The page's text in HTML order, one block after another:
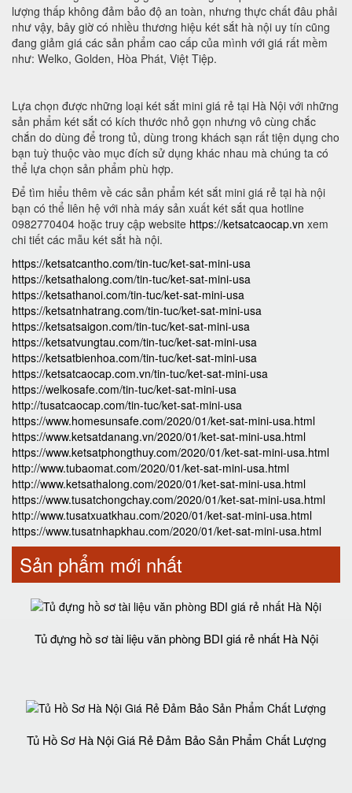
lượng thấp không đảm bảo độ an toàn, nhưng thực chất đâu phải
như vậy, bây giờ có nhiều thương hiệu két sắt hà nội uy tín cũng
đang giảm giá các sản phẩm cao cấp của mình với giá rất mềm
như: Welko, Golden, Hòa Phát, Việt Tiệp.
Lựa chọn được những loại két sắt mini giá rẻ tại Hà Nội với những
sản phẩm két sắt có kích thước nhỏ gọn nhưng vô cùng chắc
chắn do dùng để trong tủ, dùng trong khách sạn rất tiện dụng cho
bạn tuỳ thuộc vào mục đích sử dụng khác nhau mà chúng ta có
thể lựa chọn sản phẩm phù hợp.
Để tìm hiểu thêm về các sản phẩm két sắt mini giá rẻ tại hà nội
bạn có thể liên hệ với nhà máy sản xuất két sắt qua hotline
0982770404 hoặc truy cập website https://ketsatcaocap.vn xem
chi tiết các mẫu két sắt hà nội.
https://ketsatcantho.com/tin-tuc/ket-sat-mini-usa
https://ketsathalong.com/tin-tuc/ket-sat-mini-usa
https://ketsathanoi.com/tin-tuc/ket-sat-mini-usa
https://ketsatnhatrang.com/tin-tuc/ket-sat-mini-usa
https://ketsatsaigon.com/tin-tuc/ket-sat-mini-usa
https://ketsatvungtau.com/tin-tuc/ket-sat-mini-usa
https://ketsatbienhoa.com/tin-tuc/ket-sat-mini-usa
https://ketsatcaocap.com.vn/tin-tuc/ket-sat-mini-usa
https://welkosafe.com/tin-tuc/ket-sat-mini-usa
http://tusatcaocap.com/tin-tuc/ket-sat-mini-usa
https://www.homesunsafe.com/2020/01/ket-sat-mini-usa.html
https://www.ketsatdanang.vn/2020/01/ket-sat-mini-usa.html
https://www.ketsatphongthuy.com/2020/01/ket-sat-mini-usa.html
http://www.tubaomat.com/2020/01/ket-sat-mini-usa.html
http://www.ketsathalong.com/2020/01/ket-sat-mini-usa.html
https://www.tusatchongchay.com/2020/01/ket-sat-mini-usa.html
http://www.tusatxuatkhau.com/2020/01/ket-sat-mini-usa.html
https://www.tusatnhapkhau.com/2020/01/ket-sat-mini-usa.html
Sản phẩm mới nhất
Tủ đựng hồ sơ tài liệu văn phòng BDI giá rẻ nhất Hà Nội
Tủ Hồ Sơ Hà Nội Giá Rẻ Đảm Bảo Sản Phẩm Chất Lượng‎